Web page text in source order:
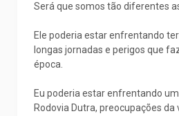
Será que somos tão diferentes
Ele poderia estar enfrentando
longas jornadas e perigos que
época.
Eu poderia estar enfrentando
Rodovia Dutra, preocupações da